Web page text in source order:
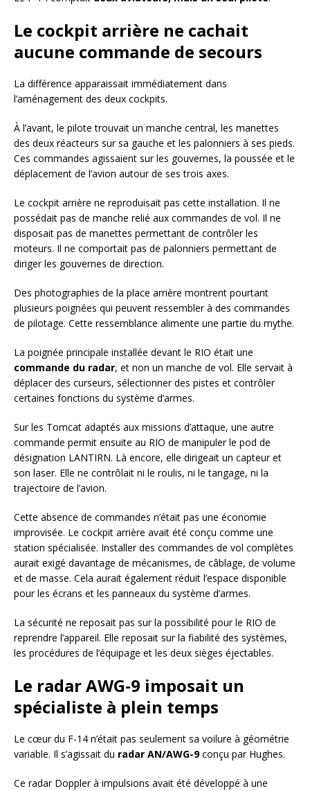
Le cockpit arrière ne cachait
aucune commande de secours
La différence apparaissait immédiatement dans
l’aménagement des deux cockpits.
À l’avant, le pilote trouvait un manche central, les manettes
des deux réacteurs sur sa gauche et les palonniers à ses pieds.
Ces commandes agissaient sur les gouvernes, la poussée et le
déplacement de l’avion autour de ses trois axes.
Le cockpit arrière ne reproduisait pas cette installation. Il ne
possédait pas de manche relié aux commandes de vol. Il ne
disposait pas de manettes permettant de contrôler les
moteurs. Il ne comportait pas de palonniers permettant de
diriger les gouvernes de direction.
Des photographies de la place arrière montrent pourtant
plusieurs poignées qui peuvent ressembler à des commandes
de pilotage. Cette ressemblance alimente une partie du mythe.
La poignée principale installée devant le RIO était une
commande du radar, et non un manche de vol. Elle servait à
déplacer des curseurs, sélectionner des pistes et contrôler
certaines fonctions du système d’armes.
Sur les Tomcat adaptés aux missions d’attaque, une autre
commande permit ensuite au RIO de manipuler le pod de
désignation LANTIRN. Là encore, elle dirigeait un capteur et
son laser. Elle ne contrôlait ni le roulis, ni le tangage, ni la
trajectoire de l’avion.
Cette absence de commandes n’était pas une économie
improvisée. Le cockpit arrière avait été conçu comme une
station spécialisée. Installer des commandes de vol complètes
aurait exigé davantage de mécanismes, de câblage, de volume
et de masse. Cela aurait également réduit l’espace disponible
pour les écrans et les panneaux du système d’armes.
La sécurité ne reposait pas sur la possibilité pour le RIO de
reprendre l’appareil. Elle reposait sur la fiabilité des systèmes,
les procédures de l’équipage et les deux sièges éjectables.
Le radar AWG-9 imposait un
spécialiste à plein temps
Le cœur du F-14 n’était pas seulement sa voilure à géométrie
variable. Il s’agissait du radar AN/AWG-9conçu par Hughes.
Ce radar Doppler à impulsions avait été développé à une